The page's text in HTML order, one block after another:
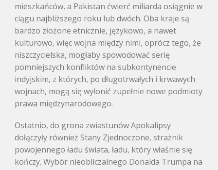
mieszkańców, a Pakistan ćwierć miliarda osiągnie w
ciągu najbliższego roku lub dwóch. Oba kraje są
bardzo złożone etnicznie, językowo, a nawet
kulturowo, więc wojna między nimi, oprócz tego, że
niszczycielska, mogłaby spowodować serię
pomniejszych konfliktów na subkontynencie
indyjskim, z których, po długotrwałych i krwawych
wojnach, mogą się wyłonić zupełnie nowe podmioty
prawa międzynarodowego.
Ostatnio, do grona zwiastunów Apokalipsy
dołączyły również Stany Zjednoczone, strażnik
powojennego ładu świata, ładu, który właśnie się
kończy. Wybór nieobliczalnego Donalda Trumpa na